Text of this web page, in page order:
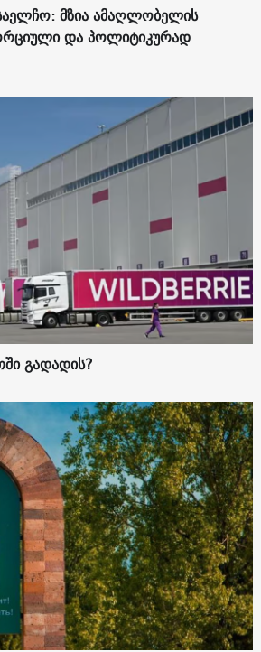
მზია ამაღლობელის
და პოლიტიკურად
გადადის?